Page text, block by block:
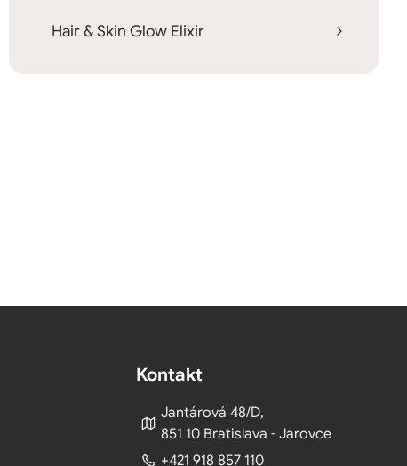
Hair & Skin Glow Elixir
Kontakt
Jantárová 48/D,
851 10 Bratislava - Jarovce
+421 918 857 110